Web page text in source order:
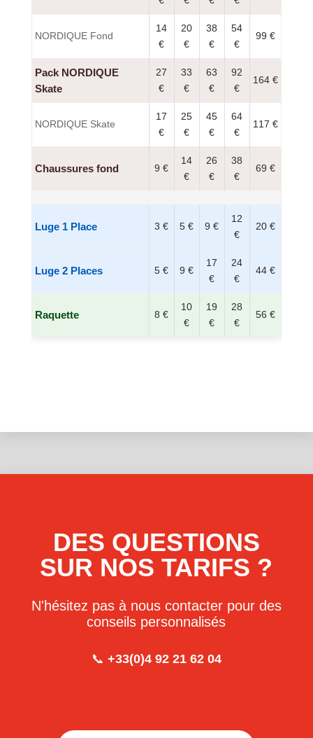
NORDIQUE Fond
14
€
20
€
38
€
54
€
99 €
Pack NORDIQUE
Skate
27
€
33
€
63
€
92
€
164 €
NORDIQUE Skate
17
€
25
€
45
€
64
€
117 €
Chaussures fond 9 €
14
€
26
€
38
€
69 €
Luge 1 Place 3 € 5 € 9 €
12
€
20 €
Luge 2 Places 5 € 9 €
17
€
24
€
44 €
Raquette 8 €
10
€
19
€
28
€
56 €
DES QUESTIONS
SUR NOS TARIFS ?
N'hésitez pas à nous contacter pour des
conseils personnalisés
📞 +33(0)4 92 21 62 04